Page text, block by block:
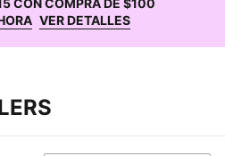
CON COMPRA DE $100
VER DETALLES